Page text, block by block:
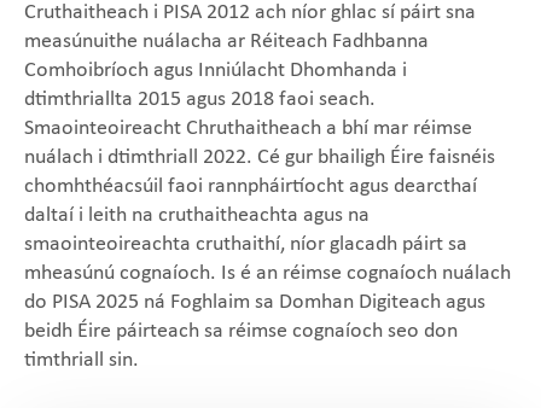
Cruthaitheach i PISA 2012 ach níor ghlac sí páirt sna
measúnuithe nuálacha ar Réiteach Fadhbanna
Comhoibríoch agus Inniúlacht Dhomhanda i
dtimthriallta 2015 agus 2018 faoi seach.
Smaointeoireacht Chruthaitheach a bhí mar réimse
nuálach i dtimthriall 2022. Cé gur bhailigh Éire faisnéis
chomhthéacsúil faoi rannpháirtíocht agus dearcthaí
daltaí i leith na cruthaitheachta agus na
smaointeoireachta cruthaithí, níor glacadh páirt sa
mheasúnú cognaíoch. Is é an réimse cognaíoch nuálach
do PISA 2025 ná Foghlaim sa Domhan Digiteach agus
beidh Éire páirteach sa réimse cognaíoch seo don
timthriall sin.